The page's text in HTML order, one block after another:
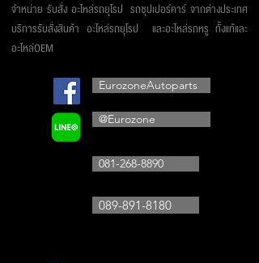
จำหน่าย รับสั่ง อะไหล่รถยุโรป รถซุปเปอร์คาร์ จากต่างประเทศ
บริการรับสั่งสินค้า อะไหล่รถยุโรป และอะไหล่รถหรู ทั้งแท้และ
อะไหล่OEM
EurozoneAutoparts
@Eurozone
081-268-8890
089-891-8180